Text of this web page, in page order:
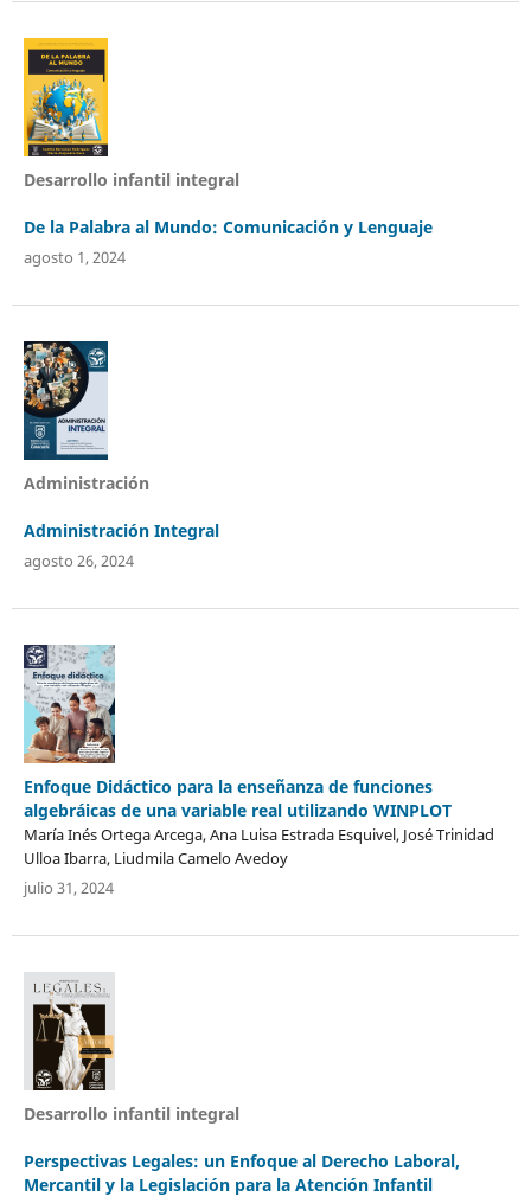
Desarrollo infantil integral
De la Palabra al Mundo: Comunicación y Lenguaje
agosto 1, 2024
Administración
Administración Integral
agosto 26, 2024
Enfoque Didáctico para la enseñanza de funciones
algebráicas de una variable real utilizando WINPLOT
María Inés Ortega Arcega, Ana Luisa Estrada Esquivel, José Trinidad
Ulloa Ibarra, Liudmila Camelo Avedoy
julio 31, 2024
Desarrollo infantil integral
Perspectivas Legales: un Enfoque al Derecho Laboral,
Mercantil y la Legislación para la Atención Infantil